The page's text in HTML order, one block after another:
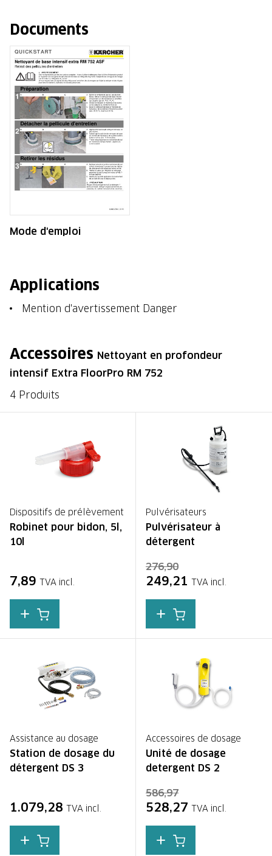
Documents
Mode d'emploi
Applications
Mention d'avertissement Danger
Accessoires Nettoyant en profondeur
intensif Extra FloorPro RM 752
4 Produits
Dispositifs de prélèvement
Robinet pour bidon, 5l,
10l
7,89 TVA incl.
Pulvérisateurs
Pulvérisateur à
détergent
276,90
249,21 TVA incl.
Assistance au dosage
Station de dosage du
détergent DS 3
1.079,28 TVA incl.
Accessoires de dosage
Unité de dosage
detergent DS 2
586,97
528,27 TVA incl.